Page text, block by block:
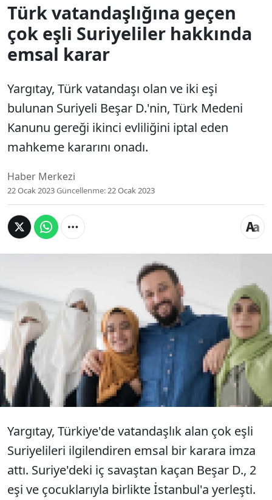
Türk vatandaşlığına geçen
çok eşli Suriyeliler hakkında
emsal karar
Yargıtay, Türk vatandaşı olan ve iki eşi
bulunan Suriyeli Beşar D.'nin, Türk Medeni
Kanunu gereği ikinci evliliğini iptal eden
mahkeme kararını onadı.
Haber Merkezi
22 Ocak 2023Güncellenme:22 Ocak 2023
Yargıtay, Türk vatandaşı olan ve iki eşi
bulunan Suriyeli Beşar D.'nin, Türk
Medeni Kanunu gereği ikinci evliliğini iptal
eden mahkeme kararını onadı.
Yargıtay, Türkiye'de vatandaşlık alan çok eşli
Suriyelileri ilgilendiren emsal bir karara imza
attı. Suriye'deki iç savaştan kaçan Beşar D., 2
eşi ve çocuklarıyla birlikte İstanbul'a yerleşti.